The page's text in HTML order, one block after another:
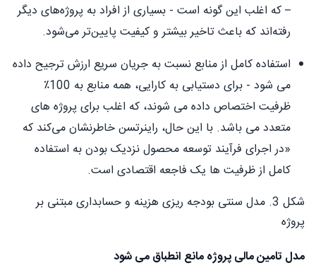
– که اغلب این گونه است - بسیاری از افراد به پروژه‌های دیگر
رفته‌اند که باعث تاخیر بیشتر و کیفیت پایین‌تر می‌شود.
استفاده کامل از منابع نسبت به جریان سریع ارزش ترجیح داده
می شود - برای دستیابی به کارایی، همه منابع به 100٪
ظرفیت اختصاص داده می شوند، که اغلب برای پروژه های
متعدد می باشد. با این حال، راینرتسن خاطرنشان می‌کند که
«در اجرای فرآیند توسعه محصول نزدیک بودن به استفاده
کامل از ظرفیت ها یک فاجعه اقتصادی است.
شکل 3. مدل سنتی بودجه ریزی هزینه و حسابداری مبتنی بر
پروژه
مدل تامین مالی پروژه مانع انطباق می شود